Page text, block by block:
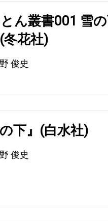
とん叢書001 雪
冬花社)
俊史
の下』(白水社)
俊史